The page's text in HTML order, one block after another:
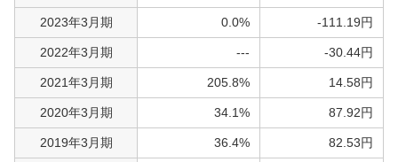
2023年3月期 0.0% -111.19円
2022年3月期 --- -30.44円
2021年3月期 205.8% 14.58円
2020年3月期 34.1% 87.92円
2019年3月期 36.4% 82.53円